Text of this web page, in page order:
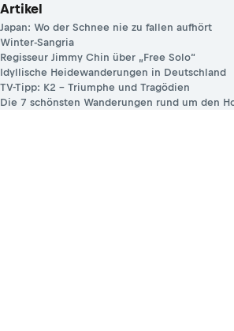
Artikel
Japan: Wo der Schnee nie zu fallen aufhört
Winter-Sangria
Regisseur Jimmy Chin über „Free Solo“
Idyllische Heidewanderungen in Deutschland
TV-Tipp: K2 – Triumphe und Tragödien
Die 7 schönsten Wanderungen rund um den